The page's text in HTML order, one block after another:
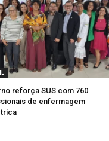
reforça SUS com 760
de enfermagem